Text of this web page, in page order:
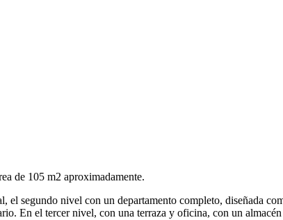
de 105 m2 aproximadamente.
segundo nivel con un departamento completo, diseñada
En el tercer nivel, con una terraza y oficina, con un